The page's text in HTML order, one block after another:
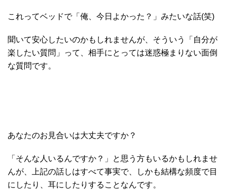
これってベッドで「俺、今日よかった？」みたいな話(笑)
聞いて安心したいのかもしれませんが、そういう「自分が
楽したい質問」って、相手にとっては迷惑極まりない面倒
な質問です。
あなたのお見合いは大丈夫ですか？
「そんな人いるんですか？」と思う方もいるかもしれませ
んが、上記の話しはすべて事実で、しかも結構な頻度で目
にしたり、耳にしたりすることなんです。